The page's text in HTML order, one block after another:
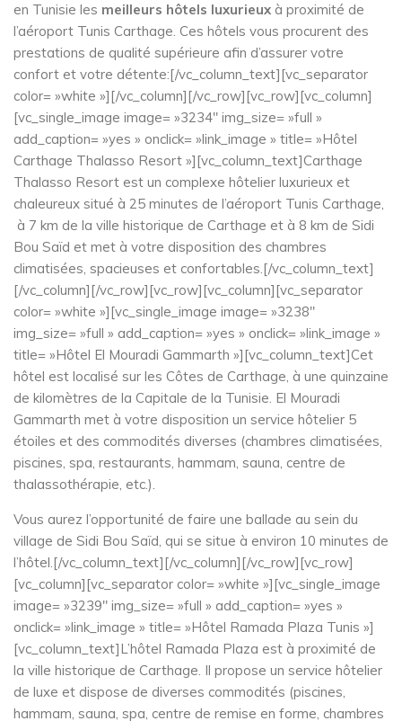
en Tunisie les meilleurs hôtels luxurieux à proximité de
l’aéroport Tunis Carthage. Ces hôtels vous procurent des
prestations de qualité supérieure afin d’assurer votre
confort et votre détente:[/vc_column_text][vc_separator
color= »white »][/vc_column][/vc_row][vc_row][vc_column]
[vc_single_image image= »3234″ img_size= »full »
add_caption= »yes » onclick= »link_image » title= »Hôtel
Carthage Thalasso Resort »][vc_column_text]Carthage
Thalasso Resort est un complexe hôtelier luxurieux et
chaleureux situé à 25 minutes de l’aéroport Tunis Carthage,
à 7 km de la ville historique de Carthage et à 8 km de Sidi
Bou Saïd et met à votre disposition des chambres
climatisées, spacieuses et confortables.[/vc_column_text]
[/vc_column][/vc_row][vc_row][vc_column][vc_separator
color= »white »][vc_single_image image= »3238″
img_size= »full » add_caption= »yes » onclick= »link_image »
title= »Hôtel El Mouradi Gammarth »][vc_column_text]Cet
hôtel est localisé sur les Côtes de Carthage, à une quinzaine
de kilomètres de la Capitale de la Tunisie. El Mouradi
Gammarth met à votre disposition un service hôtelier 5
étoiles et des commodités diverses (chambres climatisées,
piscines, spa, restaurants, hammam, sauna, centre de
thalassothérapie, etc.).
Vous aurez l’opportunité de faire une ballade au sein du
village de Sidi Bou Saïd, qui se situe à environ 10 minutes de
l’hôtel.[/vc_column_text][/vc_column][/vc_row][vc_row]
[vc_column][vc_separator color= »white »][vc_single_image
image= »3239″ img_size= »full » add_caption= »yes »
onclick= »link_image » title= »Hôtel Ramada Plaza Tunis »]
[vc_column_text]L’hôtel Ramada Plaza est à proximité de
la ville historique de Carthage. Il propose un service hôtelier
de luxe et dispose de diverses commodités (piscines,
hammam, sauna, spa, centre de remise en forme, chambres